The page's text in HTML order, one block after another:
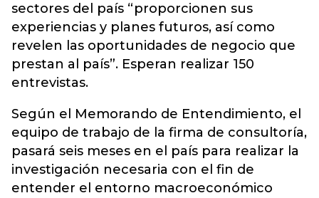
sectores del país “proporcionen sus
experiencias y planes futuros, así como
revelen las oportunidades de negocio que
prestan al país”. Esperan realizar 150
entrevistas.
Según el Memorando de Entendimiento, el
equipo de trabajo de la firma de consultoría,
pasará seis meses en el país para realizar la
investigación necesaria con el fin de
entender el entorno macroeconómico